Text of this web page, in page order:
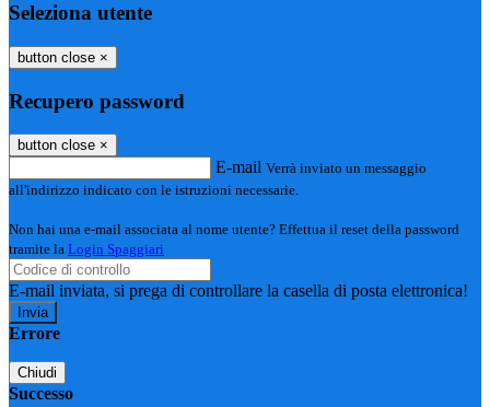
Seleziona utente
button close ×
Recupero password
button close ×
E-mail Verrà inviato un messaggio
all'indirizzo indicato con le istruzioni necessarie.
Non hai una e-mail associata al nome utente? Effettua il reset della password
tramite la Login Spaggiari
E-mail inviata, si prega di controllare la casella di posta elettronica!
Errore
Chiudi
Successo